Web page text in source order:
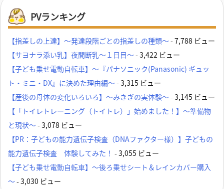
PVランキング
【指差しの上達】～発達段階ごとの指差しの種類～- 7,788 ビュー
【サヨナラ添い乳】夜間断乳～１日目～- 3,422 ビュー
【子ども乗せ電動自転車】～『パナソニック(Panasonic) ギュッ
ト・ミニ・DX』に決めた理由編～- 3,315 ビュー
【産後の母体の変化いろいろ】～みきぎの実体験～- 3,145 ビュー
【「トイレトレーニング（トイトレ）」始めました！】～準備物
と現状～- 3,078 ビュー
【PR：子どもの能力遺伝子検査（DNAファクター様）】子どもの
能力遺伝子検査 体験してみた！ - 3,055 ビュー
【子ども乗せ電動自転車】～後ろ乗せシート＆レインカバー購入
～- 3,030 ビュー